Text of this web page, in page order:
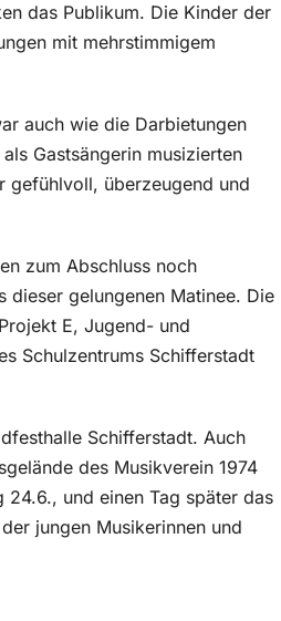
das Publikum. Die Kinder der
mit mehrstimmigem
auch wie die Darbietungen
Gastsängerin musizierten
gefühlvoll, überzeugend und
zum Abschluss noch
dieser gelungenen Matinee. Die
E, Jugend- und
Schulzentrums Schifferstadt
Schifferstadt. Auch
des Musikverein 1974
24.6., und einen Tag später das
jungen Musikerinnen und